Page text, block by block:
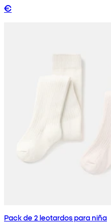
€
Pack de 2 leotardos para niña